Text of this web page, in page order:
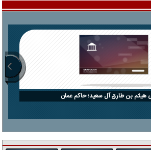
هیثم بن طارق آل سعید؛ حاکم عمان